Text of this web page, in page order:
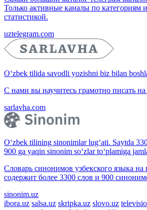
Только активные каналы по категориям
статистикой.
uztelegram.com
O‘zbek tilida savodli yozishni biz bilan
С нами вы научитесь грамотно писать на
sarlavha.com
O‘zbek tilining sinonimlar lug‘ati. Saytda
900 ga yaqin sinonim so‘zlar to‘plamiga
Словарь синонимов узбекского языка на
содержит более 3300 слов и 900
sinonim.uz
ibora.uz salsa.uz skripka.uz slovo.uz